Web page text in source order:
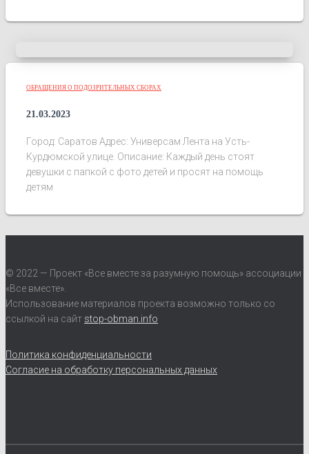
ОБРАЩЕНИЯ О ПОДОЗРИТЕЛЬНЫХ СБОРАХ
21.03.2023
Город: Саратов Адрес: Универсам Лента на Усть-
Курдюмской улице. Описание: Каждый день стоят
девушки с папкой с фото детей и просят на помощь
детям
© 2022 — Проект «Все вместе за разумную помощь» ассоциации
«Все вместе».
Использование материалов проекта возможно только со
ссылкой на сайт stop-obman.info
Политика конфиденциальности
Согласие на обработку персональных данных